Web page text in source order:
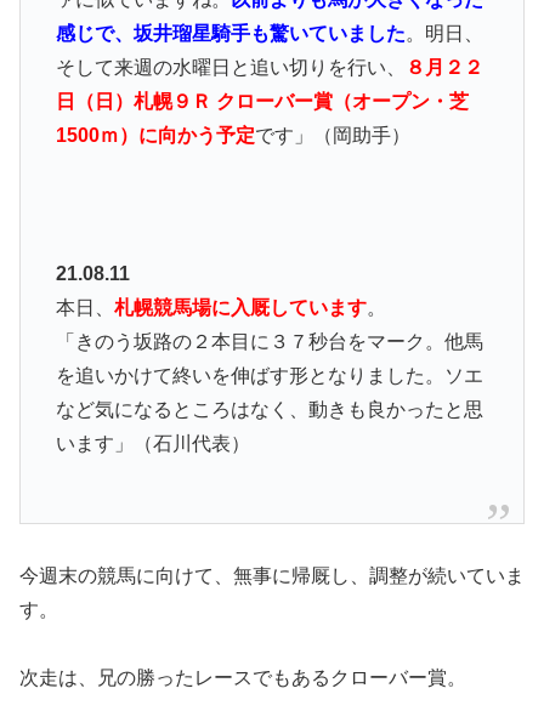
感じで、坂井瑠星騎手も驚いていました。明日、
そして来週の水曜日と追い切りを行い、
８月２２
日（日）札幌９Ｒ クローバー賞（オープン・芝
1500ｍ）に向かう予定です」（岡助手）
21.08.11
本日、 札幌競馬場に入厩しています。
「きのう坂路の２本目に３７秒台をマーク。他馬
を追いかけて終いを伸ばす形となりました。ソエ
など気になるところはなく、動きも良かったと思
います」（石川代表）
今週末の競馬に向けて、無事に帰厩し、調整が続いていま
す。
次走は、兄の勝ったレースでもあるクローバー賞。